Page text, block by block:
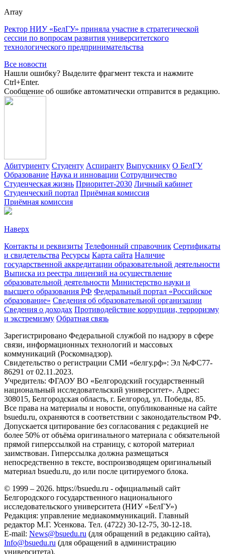
Array
Ректор НИУ «БелГУ» приняла участие в стратегической
сессии по вопросам развития университетского
технологического предпринимательства
Все новости
Нашли ошибку? Выделите фрагмент текста и нажмите
Ctrl+Enter.
Сообщение об ошибке автоматически отправится в редакцию.
Абитуриенту Студенту Аспиранту Выпускнику О БелГУ
Образование Наука и инновации Сотрудничество
Студенческая жизнь Приоритет-2030 Личный кабинет
Студенческий портал Приёмная комиссия
Приёмная комиссия
Наверх
Контакты и реквизиты Телефонный справочник Сертификаты
и свидетельства Ресурсы Карта сайта Наличие
государственной аккредитации образовательной деятельности
Выписка из реестра лицензий на осуществление
образовательной деятельности Министерствo науки и
высшего образования РФ Федеральный портал «Российское
образование» Сведения об образовательной организации
Сведения о доходах Противодействие коррупции, терроризму
и экстремизму Обратная связь
Зарегистрировано Федеральной службой по надзору в сфере
связи, информационных технологий и массовых
коммуникаций (Роскомнадзор).
Свидетельство о регистрации СМИ «белгу.рф»: Эл №ФС77-
86291 от 02.11.2023.
Учредитель: ФГАОУ ВО «Белгородский государственный
национальный исследовательский университет». Адрес:
308015, Белгородская область, г. Белгород, ул. Победы, 85.
Все права на материалы и новости, опубликованные на сайте
bsuedu.ru, охраняются в соответствии с законодательством РФ.
Допускается цитирование без согласования с редакцией не
более 50% от объёма оригинального материала с обязательной
прямой гиперссылкой на страницу, с которой материал
заимствован. Гиперссылка должна размещаться
непосредственно в тексте, воспроизводящем оригинальный
материал bsuedu.ru, до или после цитируемого блока.
© 1999 – 2026. https://bsuedu.ru - официальный сайт
Белгородского государственного национального
исследовательского университета (НИУ «БелГУ»)
Редакция: управление медиакоммуникаций. Главный
редактор М.Г. Усенкова. Тел. (4722) 30-12-75, 30-12-18.
E-mail: News@bsuedu.ru (для обращений в редакцию сайта),
Info@bsuedu.ru (для обращений в администрацию
университета).